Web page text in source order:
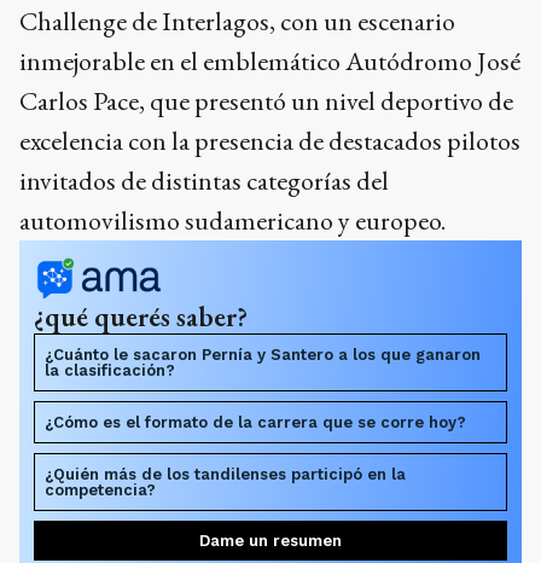
Challenge de Interlagos, con un escenario
inmejorable en el emblemático Autódromo José
Carlos Pace, que presentó un nivel deportivo de
excelencia con la presencia de destacados pilotos
invitados de distintas categorías del
automovilismo sudamericano y europeo.
¿qué querés saber?
¿Cuánto le sacaron Pernía y Santero a los que ganaron
la clasificación?
¿Cómo es el formato de la carrera que se corre hoy?
¿Quién más de los tandilenses participó en la
competencia?
Dame un resumen